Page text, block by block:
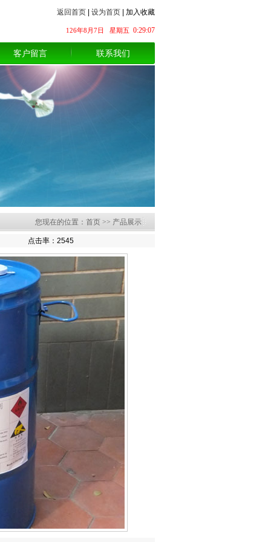
返回首页 设为首页 加入收藏
126年8月7日 星期五 0:29:08
客户留言 联系我们
您现在的位置：首页 >> 产品展示
点击率：2545